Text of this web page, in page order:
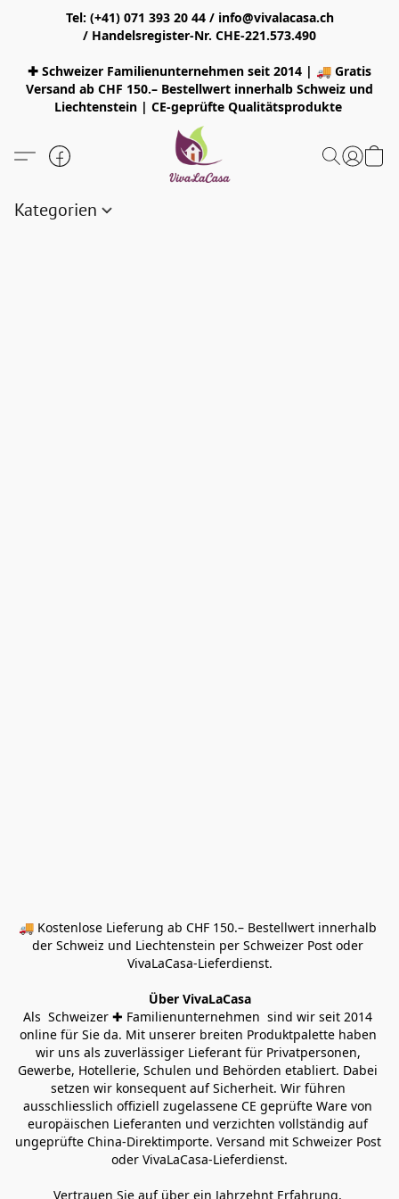
Tel: (+41) 071 393 20 44 / info@vivalacasa.ch
/ Handelsregister-Nr. CHE-221.573.490
✚ Schweizer Familienunternehmen seit 2014 | 🚚 Gratis
Versand ab CHF 150.– Bestellwert innerhalb Schweiz und
Liechtenstein | CE-geprüfte Qualitätsprodukte
Kategorien
🚚 Kostenlose Lieferung ab CHF 150.– Bestellwert innerhalb
der Schweiz und Liechtenstein per Schweizer Post oder
VivaLaCasa-Lieferdienst.
Über VivaLaCasa
Als  Schweizer ✚ Familienunternehmen  sind wir seit 2014
online für Sie da. Mit unserer breiten Produktpalette haben
wir uns als zuverlässiger Lieferant für Privatpersonen,
Gewerbe, Hotellerie, Schulen und Behörden etabliert. Dabei
setzen wir konsequent auf Sicherheit. Wir führen
ausschliesslich offiziell zugelassene CE geprüfte Ware von
europäischen Lieferanten und verzichten vollständig auf
ungeprüfte China-Direktimporte. Versand mit Schweizer Post
oder VivaLaCasa-Lieferdienst.
Vertrauen Sie auf über ein Jahrzehnt Erfahrung,